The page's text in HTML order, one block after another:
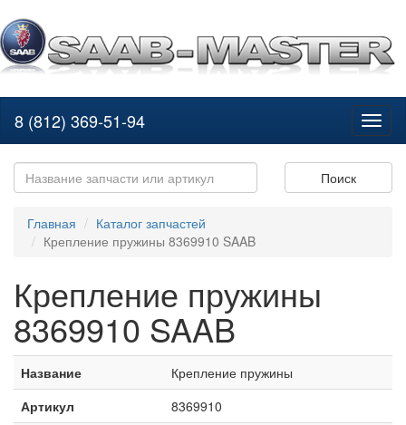
8 (812) 369-51-94
Поиск
Главная
Каталог запчастей
Крепление пружины 8369910 SAAB
Крепление пружины
8369910 SAAB
Название
Крепление пружины
Артикул
8369910